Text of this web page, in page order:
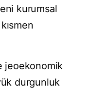
kurumsal
jeoekonomik
durgunluk